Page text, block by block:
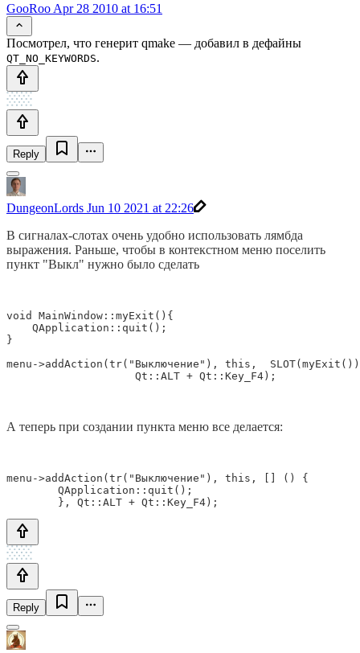
GooRoo Apr 28 2010 at 16:51
Посмотрел, что генерит qmake — добавил в дефайны
QT_NO_KEYWORDS.
Reply
DungeonLords Jun 10 2021 at 22:26
В сигналах-слотах очень удобно использовать лямбда
выражения. Раньше, чтобы в контекстном меню поселить
пункт "Выкл" нужно было сделать
void MainWindow::myExit(){
    QApplication::quit();
}
menu->addAction(tr("Выключение"), this,
                    Qt::ALT + Qt::Key_F4);
А теперь при создании пункта меню все делается:
menu->addAction(tr("Выключение"), this, [] () {
        QApplication::quit();
        }, Qt::ALT + Qt::Key_F4);
Reply